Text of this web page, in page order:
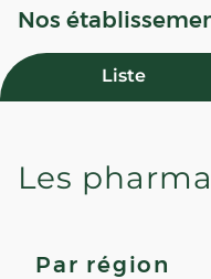
Nos
Liste
PHARMACIE
Les
Par région